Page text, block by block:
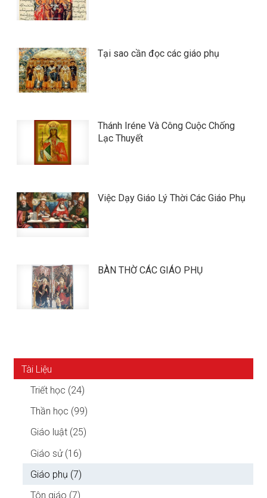
Tại sao cần đọc các giáo phụ
Thánh Iréne Và Công Cuộc Chống
Lạc Thuyết
Việc Dạy Giáo Lý Thời Các Giáo Phụ
BÀN THỜ CÁC GIÁO PHỤ
Tài Liệu
Triết học (24)
Thần học (99)
Giáo luật (25)
Giáo sử (16)
Giáo phụ (7)
Tôn giáo (7)